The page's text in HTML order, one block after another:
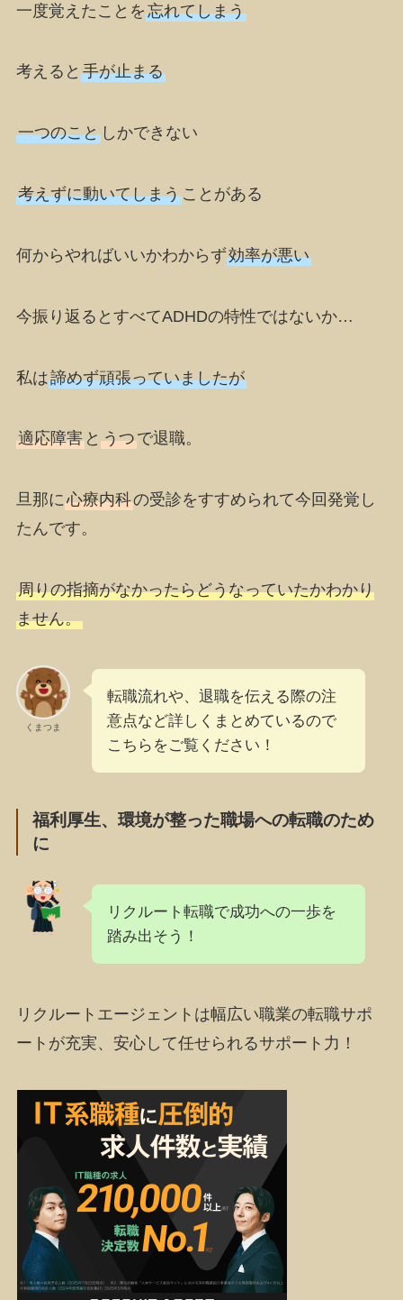
一度覚えたことを忘れてしまう
考えると 手が止まる
一つのことしかできない
考えずに動いてしまうことがある
何からやればいいかわからず効率が悪い
今振り返るとすべてADHDの特性ではないか…
私は諦めず頑張っていましたが
適応障害と うつで退職。
旦那に心療内科の受診をすすめられて今回発覚し
たんです。
周りの指摘がなかったらどうなっていたかわかり
ません。
くまつま
転職流れや、退職を伝える際の注
意点など詳しくまとめているので
こちらをご覧ください！
福利厚生、環境が整った職場への転職のため
に
リクルート転職で成功への一歩を
踏み出そう！
リクルートエージェントは幅広い職業の転職サポ
ートが充実、安心して任せられるサポート力！